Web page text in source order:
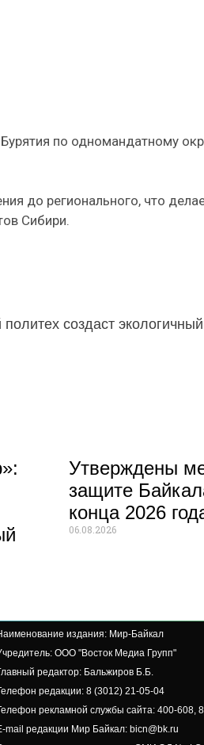
по одномандатному
до регионального, что
Сибири.
Утверждены
защите
конца 2026
06.08.2026
издания: Мир-Байкал
ООО "Восток Медиа Групп"
редактор: Бальжиров Б.Б.
редакции: 8 (3012) 21-05-04
рекламной службы сайта: 400-608,
mail редакции Мир Байкал: bicn@bk.ru